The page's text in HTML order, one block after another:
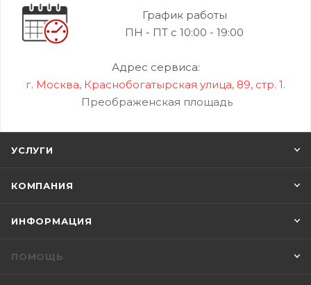
График работы
ПН - ПТ с 10:00 - 19:00
Адрес сервиса:
г. Москва, Краснобогатырская улица, 89, стр. 1.
Преображенская площадь
УСЛУГИ
КОМПАНИЯ
ИНФОРМАЦИЯ
ПОМОЩЬ